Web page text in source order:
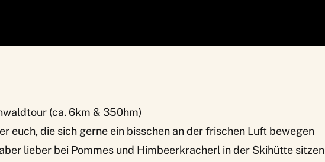
(ca. 6km & 350hm)
euch, die sich gerne ein bisschen an der frischen Luft bewegen
lieber bei Pommes und Himbeerkracherl in der Skihütte sitzen